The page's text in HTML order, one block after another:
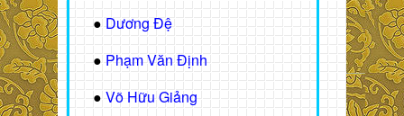
● Dương Đệ
● Phạm Văn Định
● Võ Hữu Giảng